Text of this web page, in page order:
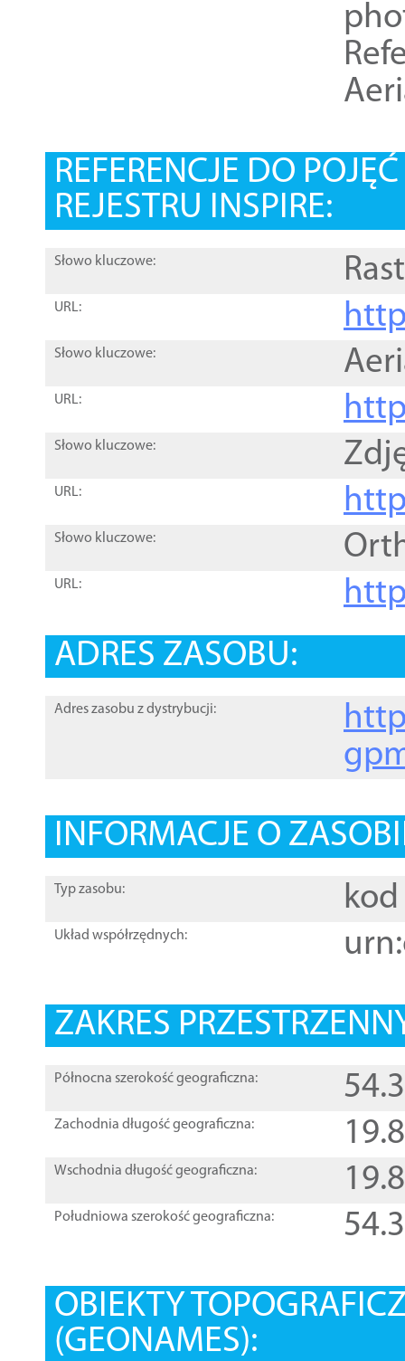
REFERENCJE DO
REJESTRU INSPIRE:
Słowo kluczowe:
URL:
Słowo kluczowe:
URL:
Słowo kluczowe:
URL:
Słowo kluczowe:
URL:
ADRES ZASOBU:
Adres zasobu z dystrybucji:
INFORMACJE O
Typ zasobu: kod
Układ współrzędnych:
ZAKRES
Północna szerokość geograficzna:
Zachodnia długość geograficzna:
Wschodnia długość geograficzna:
Południowa szerokość geograficzna:
OBIEKTY
(GEONAMES):